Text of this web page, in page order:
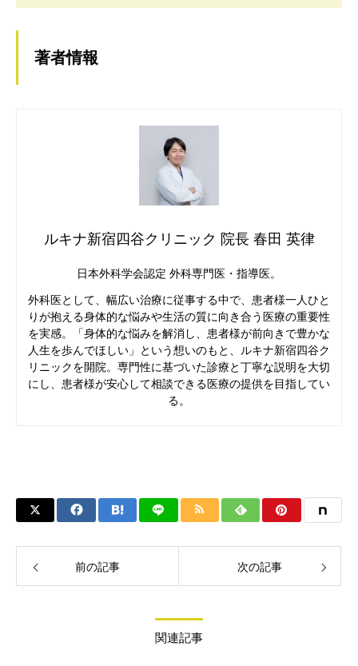
著者情報
ルキナ新宿四谷クリニック 院長 春田 英律
日本外科学会認定 外科専門医・指導医。
外科医として、幅広い治療に従事する中で、患者様一人ひと
りが抱える身体的な悩みや生活の質に向き合う医療の重要性
を実感。「身体的な悩みを解消し、患者様が前向きで豊かな
人生を歩んでほしい」という想いのもと、ルキナ新宿四谷ク
リニックを開院。専門性に基づいた診療と丁寧な説明を大切
にし、患者様が安心して相談できる医療の提供を目指してい
る。
前の記事 次の記事
関連記事